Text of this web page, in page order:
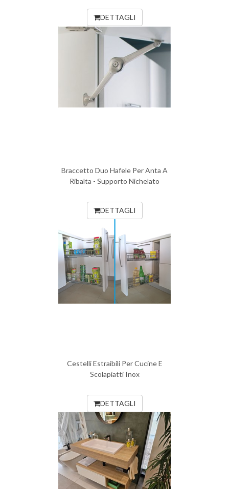
DETTAGLI
Braccetto Duo Hafele Per Anta A
Ribalta - Supporto Nichelato
DETTAGLI
Cestelli Estraibili Per Cucine E
Scolapiatti Inox
DETTAGLI